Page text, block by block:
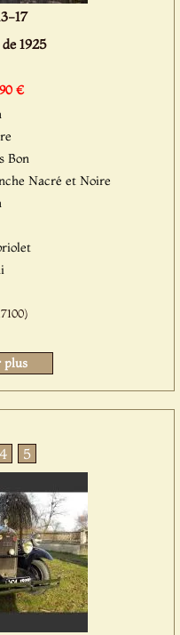
17
1925
€
Bon
Nacré et Noire
plus
4 5